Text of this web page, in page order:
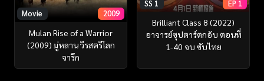
Movie 2009
Mulan Rise of a Warrior
(2009) มู่หลาน วีรสตรีโลก
จารึก
SS 1 EP 1
Brilliant Class 8 (2022)
อาจารย์ซุปตาร์ตกอับ ตอนที่
1-40 จบ ซับไทย